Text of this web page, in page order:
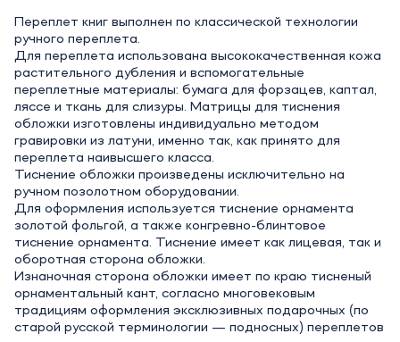
Переплет книг выполнен по классической технологии
ручного переплета.
Для переплета использована высококачественная кожа
растительного дубления и вспомогательные
переплетные материалы: бумага для форзацев, каптал,
ляссе и ткань для слизуры. Матрицы для тиснения
обложки изготовлены индивидуально методом
гравировки из латуни, именно так, как принято для
переплета наивысшего класса.
Тиснение обложки произведены исключительно на
ручном позолотном оборудовании.
Для оформления используется тиснение орнамента
золотой фольгой, а также конгревно-блинтовое
тиснение орнамента. Тиснение имеет как лицевая, так и
оборотная сторона обложки.
Изнаночная сторона обложки имеет по краю тисненый
орнаментальный кант, согласно многовековым
традициям оформления эксклюзивных подарочных (по
старой русской терминологии — подносных) переплетов